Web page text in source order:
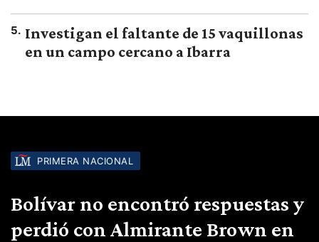
5. Investigan el faltante de 15 vaquillonas
en un campo cercano a Ibarra
PRIMERA NACIONAL
Bolívar no encontró respuestas y
perdió con Almirante Brown en